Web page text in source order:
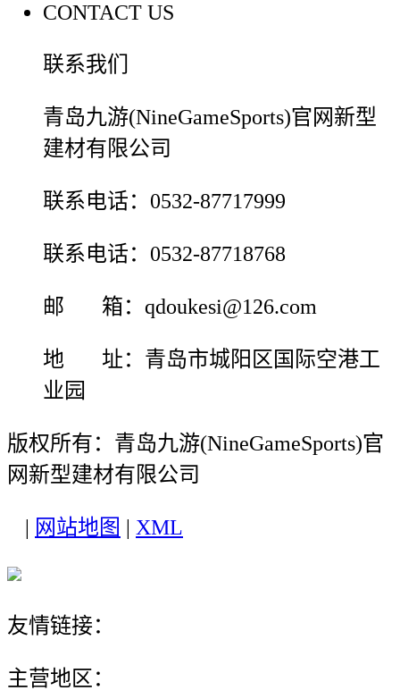
CONTACT US
联系我们
青岛九游(NineGameSports)官网新型
建材有限公司
联系电话：0532-87717999
联系电话：0532-87718768
邮 箱：qdoukesi@126.com
地 址：青岛市城阳区国际空港工
业园
版权所有：青岛九游(NineGameSports)官
网新型建材有限公司
网站地图 XML
友情链接：
主营地区：